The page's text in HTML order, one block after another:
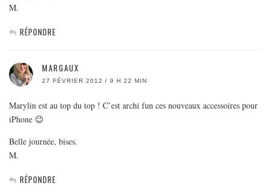
M.
RÉPONDRE
MARGAUX
27 FÉVRIER 2012 / 9 H 22 MIN
Marylin est au top du top ! C’est archi fun ces nouveaux accessoires pour
iPhone 😉
Belle journée, bises.
M.
RÉPONDRE